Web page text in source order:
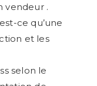
vendeur .
ce qu’une
et les
selon le